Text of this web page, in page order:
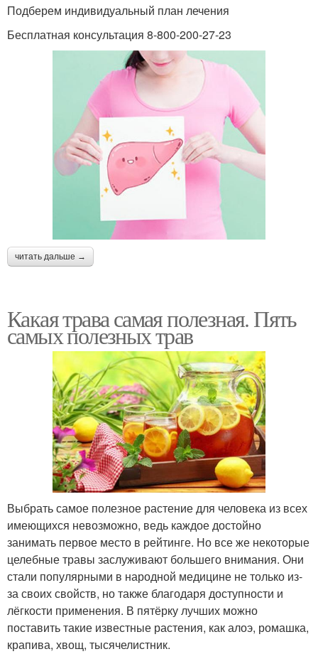
Подберем индивидуальный план лечения
Бесплатная консультация 8-800-200-27-23
читать дальше →
Какая трава самая полезная. Пять
самых полезных трав
Выбрать самое полезное растение для человека из всех
имеющихся невозможно, ведь каждое достойно
занимать первое место в рейтинге. Но все же некоторые
целебные травы заслуживают большего внимания. Они
стали популярными в народной медицине не только из-
за своих свойств, но также благодаря доступности и
лёгкости применения. В пятёрку лучших можно
поставить такие известные растения, как алоэ, ромашка,
крапива, хвощ, тысячелистник.